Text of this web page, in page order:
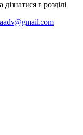
в розділі